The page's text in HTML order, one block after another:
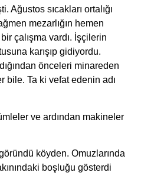
Ağustos sıcakları ortalığı
mezarlığın hemen
çalışma vardı. İşçilerin
karışıp gidiyordu.
önceleri minareden
bile. Ta ki vefat edenin adı
ve ardından makineler
köyden. Omuzlarında
boşluğu gösterdi